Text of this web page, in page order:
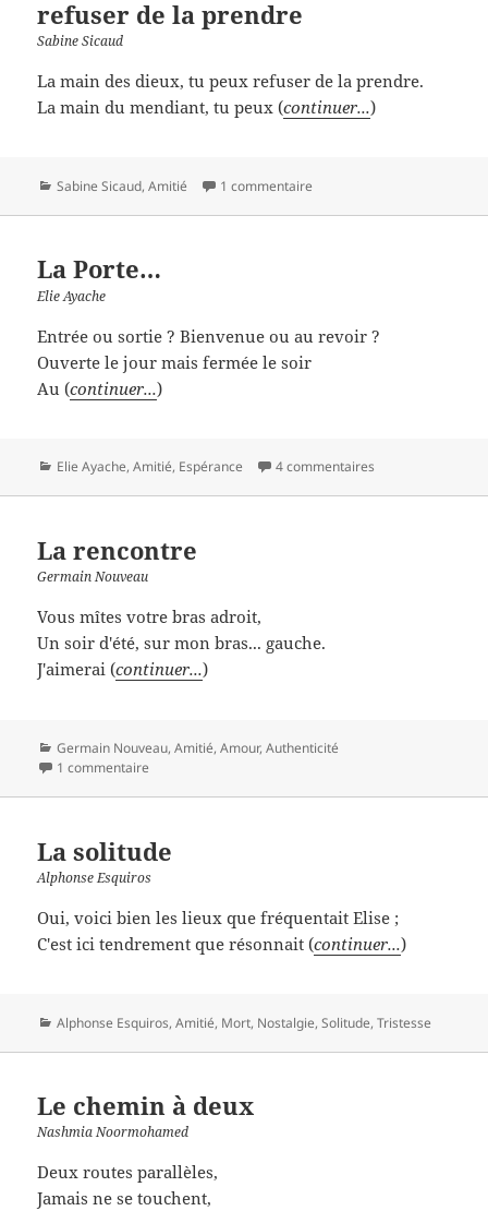
refuser de la prendre
Sabine Sicaud
La main des dieux, tu peux refuser de la prendre.
La main du mendiant, tu peux (continuer...)
Catégories
Sabine Sicaud,Amitié 1 commentaire
La Porte…
Elie Ayache
Entrée ou sortie ? Bienvenue ou au revoir ?
Ouverte le jour mais fermée le soir
Au (continuer...)
Catégories
Elie Ayache,Amitié, Espérance 4 commentaires
La rencontre
Germain Nouveau
Vous mîtes votre bras adroit,
Un soir d'été, sur mon bras... gauche.
J'aimerai (continuer...)
Catégories
Germain Nouveau,Amitié,Amour,Authenticité
1 commentaire
La solitude
Alphonse Esquiros
Oui, voici bien les lieux que fréquentait Elise ;
C'est ici tendrement que résonnait (continuer...)
Catégories
Alphonse Esquiros,Amitié, Mort, Nostalgie,Solitude,Tristesse
Le chemin à deux
Nashmia Noormohamed
Deux routes parallèles,
Jamais ne se touchent,